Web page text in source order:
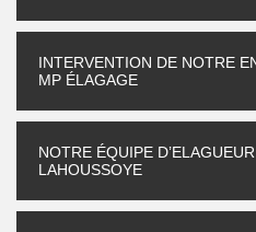
INTERVENTION DE NOTRE
MP ÉLAGAGE
NOTRE ÉQUIPE
LAHOUSSOYE